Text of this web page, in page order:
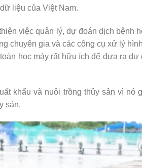
liệu của Việt Nam.
việc quản lý, dự đoán dịch bệnh
chuyên gia và các công cụ xử lý
học máy rất hữu ích để đưa ra
khẩu và nuôi trồng thủy sản vì nó
sản.